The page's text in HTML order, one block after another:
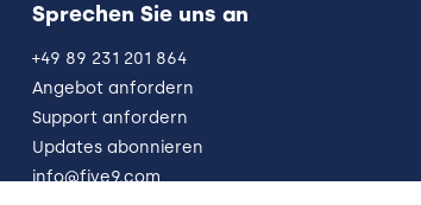
Sprechen Sie uns an
+49 89 231 201 864
Angebot anfordern
Support anfordern
Updates abonnieren
info@five9.com